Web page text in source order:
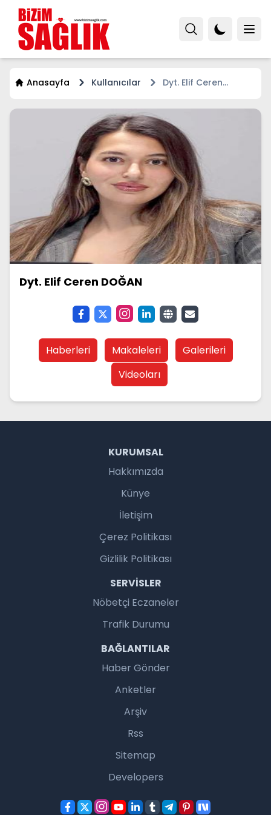
Anasayfa Kullanıcılar
Dyt. Elif Ceren
Dyt. Elif Ceren DOĞAN
Haberleri Makaleleri
Galerileri
Videoları
KURUMSAL
Hakkımızda
Künye
İletişim
Çerez Politikası
Gizlilik Politikası
SERVISLER
Nöbetçi Eczaneler
Trafik Durumu
BAĞLANTILAR
Haber Gönder
Anketler
Arşiv
Rss
Sitemap
Developers